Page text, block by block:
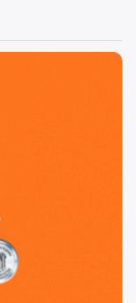
e sustentável